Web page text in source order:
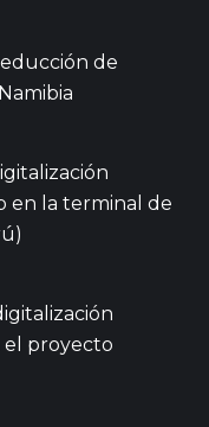
de
en la terminal de
el proyecto